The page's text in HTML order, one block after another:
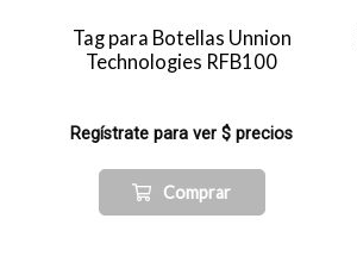
Tag para Botellas Unnion
Technologies RFB100
Regístrate para ver $ precios
Comprar